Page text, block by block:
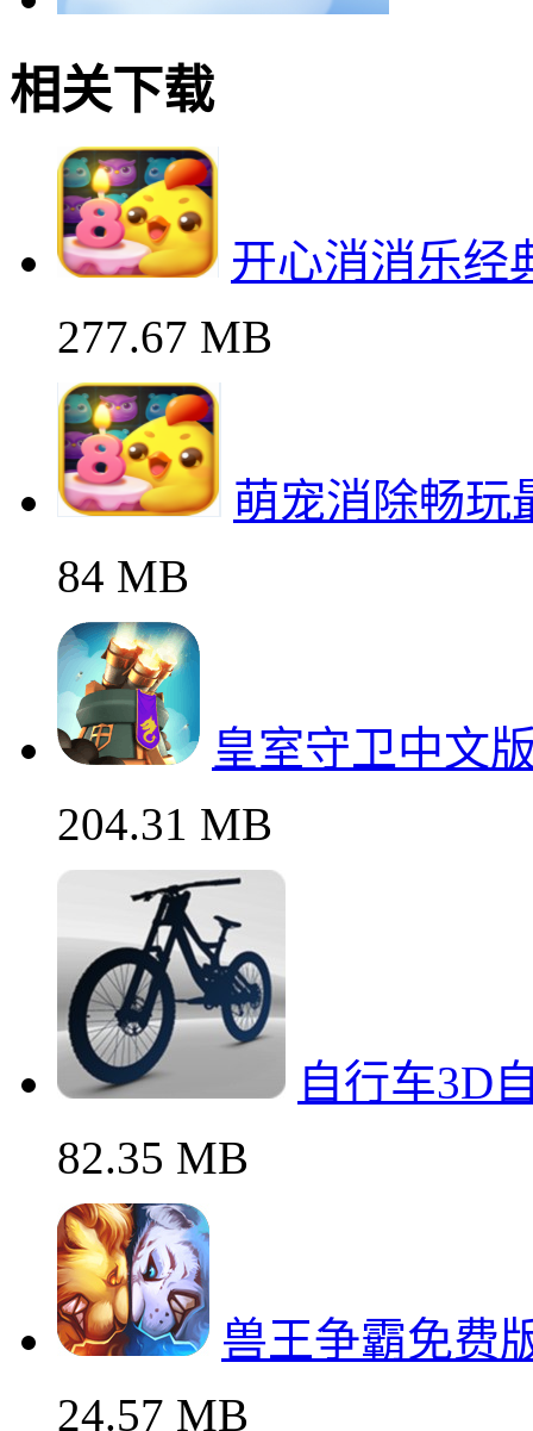
相关下载
开心消消乐经
277.67 MB
萌宠消除畅玩
84 MB
皇室守卫中文
204.31 MB
自行车3D
82.35 MB
兽王争霸免费
24.57 MB